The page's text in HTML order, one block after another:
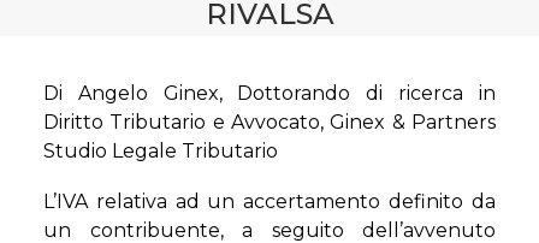
RIVALSA
Di Angelo Ginex, Dottorando di ricerca in
Diritto Tributario e Avvocato, Ginex & Partners
Studio Legale Tributario
L’IVA relativa ad un accertamento definito da
un contribuente, a seguito dell’avvenuto